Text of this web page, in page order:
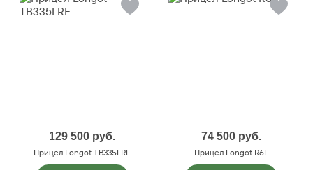
129 500 руб.
Прицел Longot TB335LRF
74 500 руб.
Прицел Longot R6L